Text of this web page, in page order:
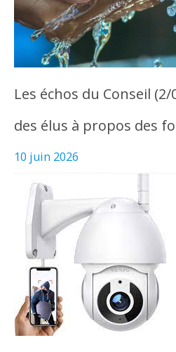
Les échos du Conseil
des élus à propos des
10 juin 2026